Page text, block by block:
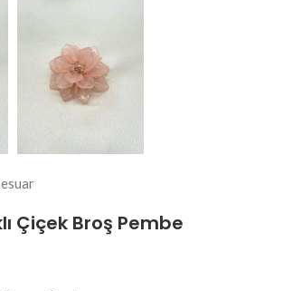
Çiçek Broş Pembe